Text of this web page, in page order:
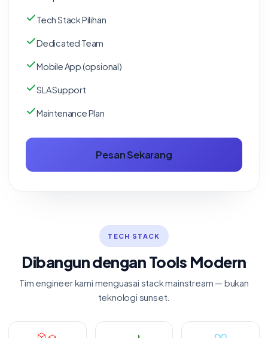
Tech Stack Pilihan
Dedicated Team
Mobile App (opsional)
SLA Support
Maintenance Plan
Pesan Sekarang
TECH STACK
Dibangun dengan Tools Modern
Tim engineer kami menguasai stack mainstream — bukan
teknologi sunset.